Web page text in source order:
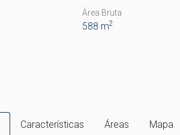
Área Bruta
588 m2
Características Áreas Mapa